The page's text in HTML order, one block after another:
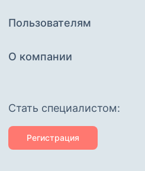
Пользователям
О компании
Cтать специалистом:
Регистрация